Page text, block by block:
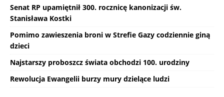
Senat RP upamiętnił 300. rocznicę kanonizacji św.
Stanisława Kostki
Pomimo zawieszenia broni w Strefie Gazy codziennie giną
dzieci
Najstarszy proboszcz świata obchodzi 100. urodziny
Rewolucja Ewangelii burzy mury dzielące ludzi